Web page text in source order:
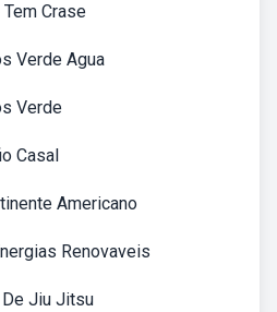
Crase
Verde Agua
Verde
Casal
Americano
Renovaveis
Jiu Jitsu